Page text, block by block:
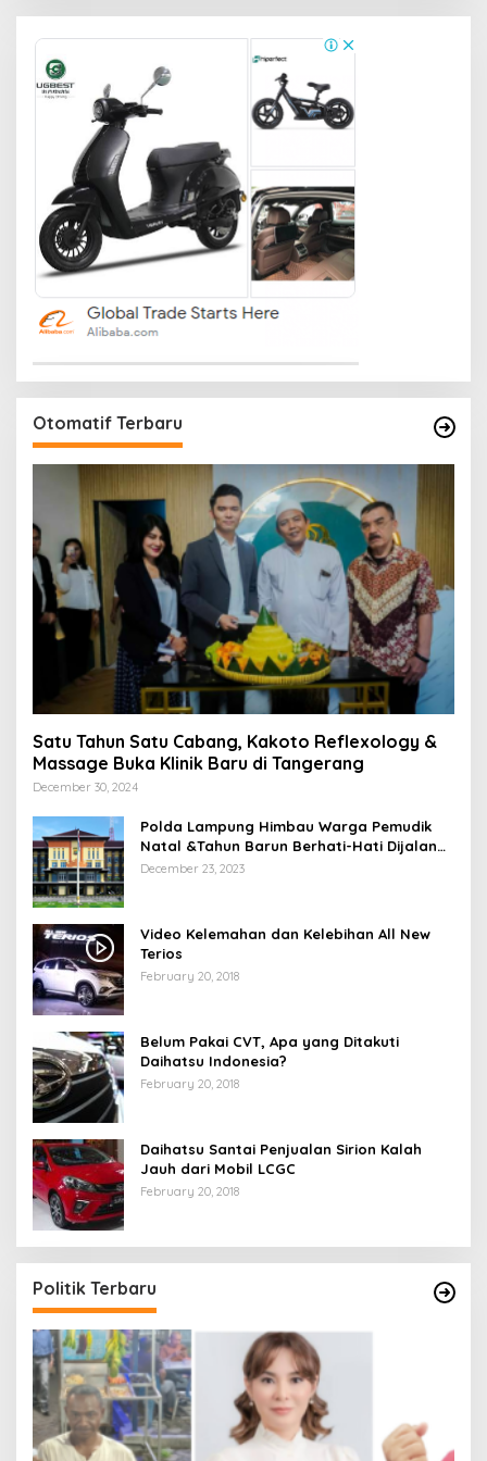
Otomatif Terbaru
Satu Tahun Satu Cabang, Kakoto Reflexology &
Massage Buka Klinik Baru di Tangerang
December 30, 2024
Polda Lampung Himbau Warga Pemudik
Natal &Tahun Barun Berhati-Hati Dijalan
Saat Melintas di -Titik Rawan Kecelakaan
December 23, 2023
Video Kelemahan dan Kelebihan All New
Terios
February 20, 2018
Belum Pakai CVT, Apa yang Ditakuti
Daihatsu Indonesia?
February 20, 2018
Daihatsu Santai Penjualan Sirion Kalah
Jauh dari Mobil LCGC
February 20, 2018
Politik Terbaru